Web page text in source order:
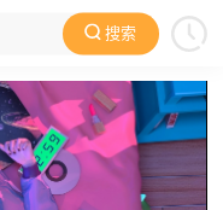
搜索
欧美动漫 动漫电影